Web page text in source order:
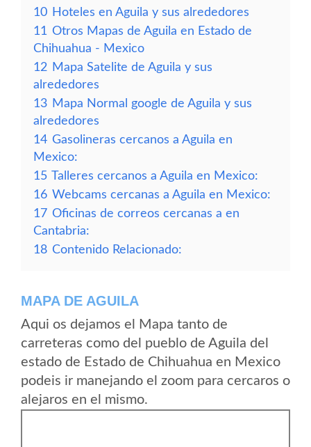
10 Hoteles en Aguila y sus alrededores
11 Otros Mapas de Aguila en Estado de
Chihuahua - Mexico
12 Mapa Satelite de Aguila y sus
alrededores
13 Mapa Normal google de Aguila y sus
alrededores
14 Gasolineras cercanos a Aguila en
Mexico:
15 Talleres cercanos a Aguila en Mexico:
16 Webcams cercanas a Aguila en Mexico:
17 Oficinas de correos cercanas a en
Cantabria:
18 Contenido Relacionado:
MAPA DE AGUILA
Aqui os dejamos el Mapa tanto de
carreteras como del pueblo de Aguila del
estado de Estado de Chihuahua en Mexico
podeis ir manejando el zoom para cercaros o
alejaros en el mismo.